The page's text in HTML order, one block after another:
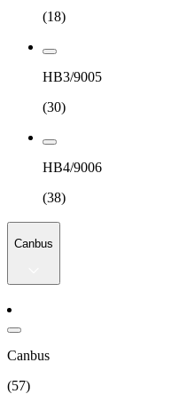
(18)
HB3/9005
(30)
HB4/9006
(38)
Canbus
Canbus
(57)